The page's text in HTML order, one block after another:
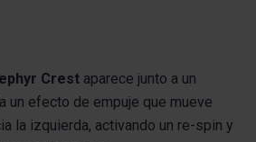
Crest aparece junto a un
un efecto de empuje que mueve
la izquierda, activando un re-spin y